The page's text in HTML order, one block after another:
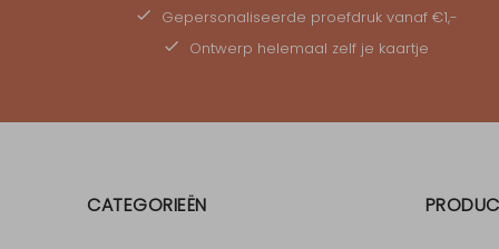
Gepersonaliseerde proefdrukvanaf €1,-
Ontwerp helemaal zelf je kaartje
CATEGORIEËN